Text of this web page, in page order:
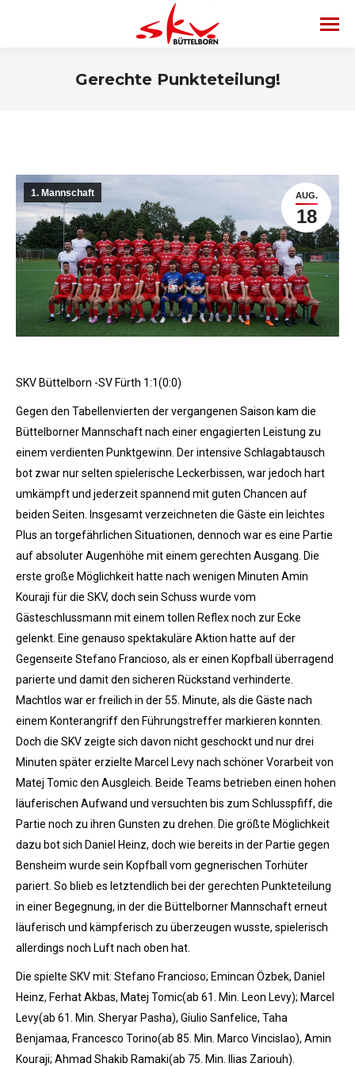
Gerechte Punkteteilung!
AUG.
18
1. Mannschaft
SKV Büttelborn -SV Fürth 1:1(0:0)
Gegen den Tabellenvierten der vergangenen Saison kam die
Büttelborner Mannschaft nach einer engagierten Leistung zu
einem verdienten Punktgewinn. Der intensive Schlagabtausch
bot zwar nur selten spielerische Leckerbissen, war jedoch hart
umkämpft und jederzeit spannend mit guten Chancen auf
beiden Seiten. Insgesamt verzeichneten die Gäste ein leichtes
Plus an torgefährlichen Situationen, dennoch war es eine Partie
auf absoluter Augenhöhe mit einem gerechten Ausgang. Die
erste große Möglichkeit hatte nach wenigen Minuten Amin
Kouraji für die SKV, doch sein Schuss wurde vom
Gästeschlussmann mit einem tollen Reflex noch zur Ecke
gelenkt. Eine genauso spektakuläre Aktion hatte auf der
Gegenseite Stefano Francioso, als er einen Kopfball überragend
parierte und damit den sicheren Rückstand verhinderte.
Machtlos war er freilich in der 55. Minute, als die Gäste nach
einem Konterangriff den Führungstreffer markieren konnten.
Doch die SKV zeigte sich davon nicht geschockt und nur drei
Minuten später erzielte Marcel Levy nach schöner Vorarbeit von
Matej Tomic den Ausgleich. Beide Teams betrieben einen hohen
läuferischen Aufwand und versuchten bis zum Schlusspfiff, die
Partie noch zu ihren Gunsten zu drehen. Die größte Möglichkeit
dazu bot sich Daniel Heinz, doch wie bereits in der Partie gegen
Bensheim wurde sein Kopfball vom gegnerischen Torhüter
pariert. So blieb es letztendlich bei der gerechten Punkteteilung
in einer Begegnung, in der die Büttelborner Mannschaft erneut
läuferisch und kämpferisch zu überzeugen wusste, spielerisch
allerdings noch Luft nach oben hat.
Die spielte SKV mit: Stefano Francioso; Emincan Özbek, Daniel
Heinz, Ferhat Akbas, Matej Tomic(ab 61. Min. Leon Levy); Marcel
Levy(ab 61. Min. Sheryar Pasha), Giulio Sanfelice, Taha
Benjamaa, Francesco Torino(ab 85. Min. Marco Vincislao), Amin
Kouraji; Ahmad Shakib Ramaki(ab 75. Min. Ilias Zariouh).